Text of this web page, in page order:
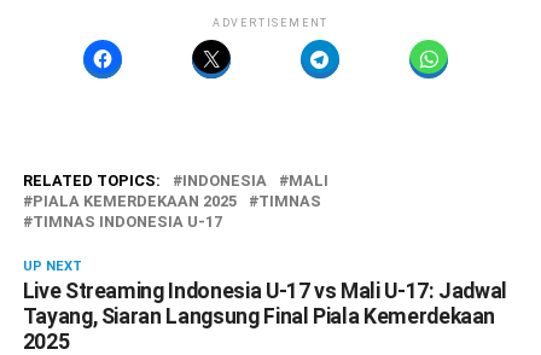
ADVERTISEMENT
RELATED TOPICS: INDONESIA
MALI
PIALA KEMERDEKAAN 2025
TIMNAS
TIMNAS INDONESIA U-17
UP NEXT
Live Streaming Indonesia U-17 vs Mali U-17: Jadwal
Tayang, Siaran Langsung Final Piala Kemerdekaan
2025